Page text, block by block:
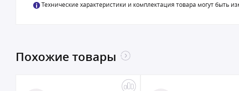
Технические характеристики и комплектация товара могут быть
Похожие товары